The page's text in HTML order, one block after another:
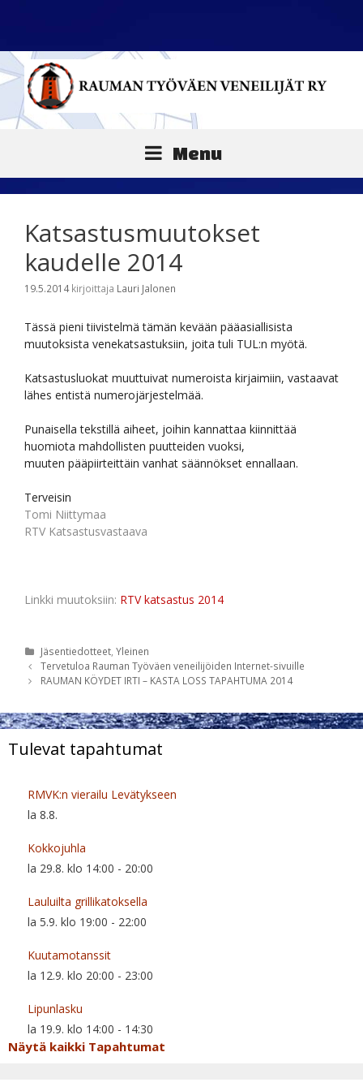
Siirry
sisältöön
Menu
Katsastusmuutokset
kaudelle 2014
19.5.2014 kirjoittaja Lauri Jalonen
Tässä pieni tiivistelmä tämän kevään pääasiallisista
muutoksista venekatsastuksiin, joita tuli TUL:n myötä.
Katsastusluokat muuttuivat numeroista kirjaimiin, vastaavat
lähes entistä numerojärjestelmää.
Punaisella tekstillä aiheet, joihin kannattaa kiinnittää
huomiota mahdollisten puutteiden vuoksi,
muuten pääpiirteittäin vanhat säännökset ennallaan.
Terveisin
Tomi Niittymaa
RTV Katsastusvastaava
Linkki muutoksiin: RTV katsastus 2014
Kategoriat
Jäsentiedotteet ,Yleinen
Artikkelien
selaus
Tervetuloa Rauman Työväen veneilijöiden Internet-sivuille
RAUMAN KÖYDET IRTI – KASTA LOSS TAPAHTUMA 2014
Tulevat tapahtumat
RMVK:n vierailu Levätykseen
la 8.8.
Kokkojuhla
la 29.8. klo 14:00 - 20:00
Lauluilta grillikatoksella
la 5.9. klo 19:00 - 22:00
Kuutamotanssit
la 12.9. klo 20:00 - 23:00
Lipunlasku
la 19.9. klo 14:00 - 14:30
Näytä kaikki Tapahtumat